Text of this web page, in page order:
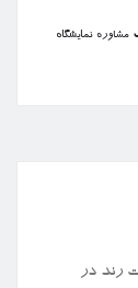
مشاوره نمایشگاه
رند در